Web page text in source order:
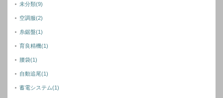
未分類(9)
空調服(2)
糸鋸盤(1)
育良精機(1)
腰袋(1)
自動追尾(1)
蓄電システム(1)